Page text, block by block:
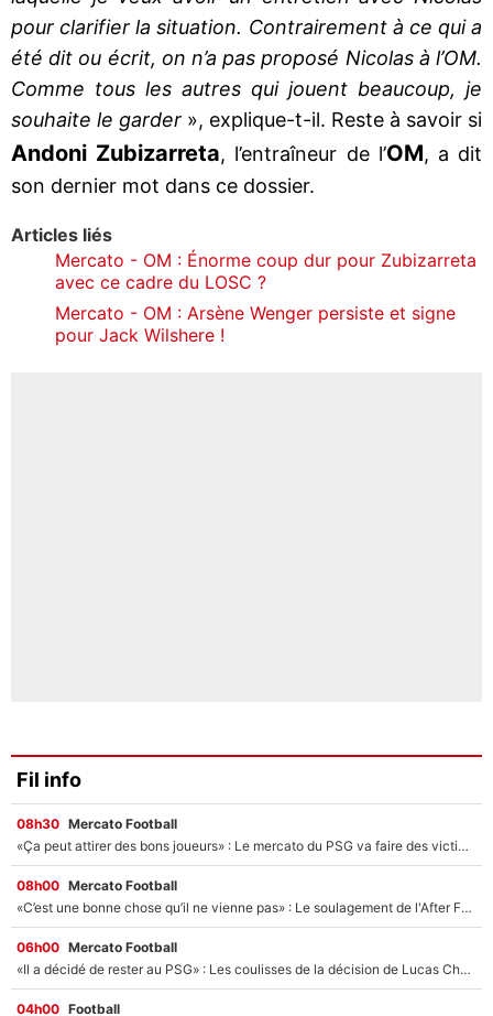
pour clarifier la situation. Contrairement à ce qui a
été dit ou écrit, on n’a pas proposé Nicolas à l’OM.
Comme tous les autres qui jouent beaucoup, je
souhaite le garder », explique-t-il. Reste à savoir si
Andoni Zubizarreta, l’entraîneur de l’OM, a dit
son dernier mot dans ce dossier.
Articles liés
Mercato - OM : Énorme coup dur pour Zubizarreta
avec ce cadre du LOSC ?
Mercato - OM : Arsène Wenger persiste et signe
pour Jack Wilshere !
Fil info
08h30 Mercato Football
«Ça peut attirer des bons joueurs» : Le mercato du PSG va faire des victimes dans l'effectif de Luis Enrique ?
08h00 Mercato Football
«C’est une bonne chose qu’il ne vienne pas» : Le soulagement de l'After Foot après le transfert avorté de Yan Diomandé au PSG
06h00 Mercato Football
«Il a décidé de rester au PSG» : Les coulisses de la décision de Lucas Chevalier pour son transfert
04h00 Football